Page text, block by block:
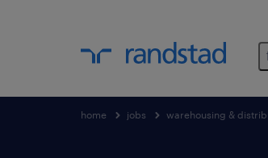
home jobs warehousing &